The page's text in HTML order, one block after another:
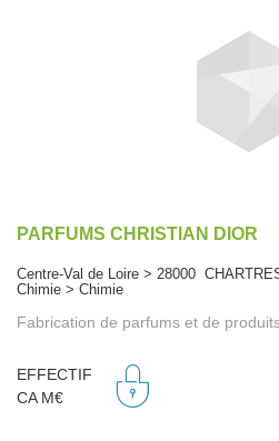
PARFUMS CHRISTIAN DIOR
Centre-Val de Loire > 28000
Chimie > Chimie
Fabrication de parfums et de
EFFECTIF
CA M€